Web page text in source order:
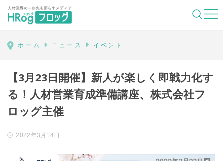
HRog | 人材業界の一歩先を照らすメディ
ホーム ニュース イベント
【3月23日開催】新人が楽しく即戦力化す
る！人材営業育成準備講座、株式会社フ
ロッグ主催
2022年3月14日